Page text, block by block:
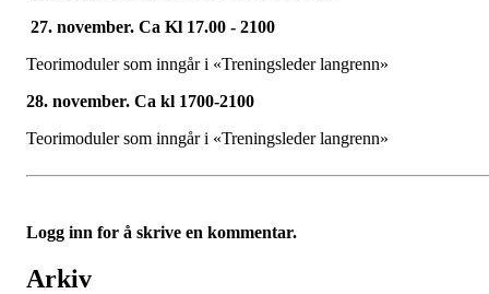
27. november. Ca Kl 17.00 - 2100
Teorimoduler som inngår i «Treningsleder langrenn»
28. november. Ca kl 1700-2100
Teorimoduler som inngår i «Treningsleder langrenn»
Logg inn for å skrive en kommentar.
Arkiv